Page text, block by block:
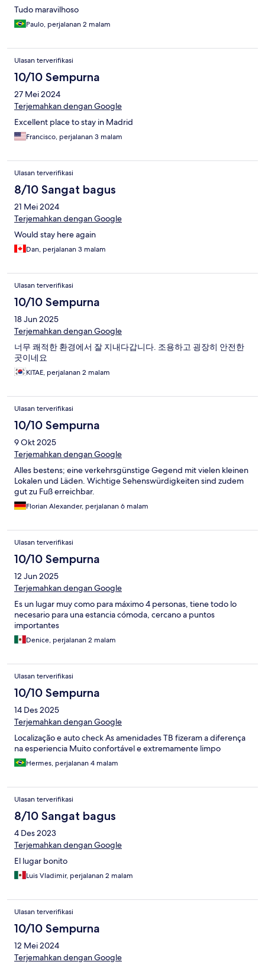
Tudo maravilhoso
Paulo, perjalanan 2 malam
Ulasan terverifikasi
10/10 Sempurna
27 Mei 2024
Terjemahkan dengan Google
Excellent place to stay in Madrid
Francisco, perjalanan 3 malam
Ulasan terverifikasi
8/10 Sangat bagus
21 Mei 2024
Terjemahkan dengan Google
Would stay here again
Dan, perjalanan 3 malam
Ulasan terverifikasi
10/10 Sempurna
18 Jun 2025
Terjemahkan dengan Google
너무 쾌적한 환경에서 잘 지내다갑니다. 조용하고 굉장히 안전한
곳이네요
KITAE, perjalanan 2 malam
Ulasan terverifikasi
10/10 Sempurna
9 Okt 2025
Terjemahkan dengan Google
Alles bestens; eine verkehrsgünstige Gegend mit vielen kleinen
Lokalen und Läden. Wichtige Sehenswürdigkeiten sind zudem
gut zu Fuß erreichbar.
Florian Alexander, perjalanan 6 malam
Ulasan terverifikasi
10/10 Sempurna
12 Jun 2025
Terjemahkan dengan Google
Es un lugar muy como para máximo 4 personas, tiene todo lo
necesario para una estancia cómoda, cercano a puntos
importantes
Denice, perjalanan 2 malam
Ulasan terverifikasi
10/10 Sempurna
14 Des 2025
Terjemahkan dengan Google
Localização e auto check As amenidades TB fizeram a diferença
na esperiencia Muito confortável e extremamente limpo
Hermes, perjalanan 4 malam
Ulasan terverifikasi
8/10 Sangat bagus
4 Des 2023
Terjemahkan dengan Google
El lugar bonito
Luis Vladimir, perjalanan 2 malam
Ulasan terverifikasi
10/10 Sempurna
12 Mei 2024
Terjemahkan dengan Google